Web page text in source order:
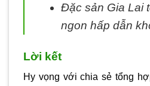
Đặc sản Gia Lai
ngon hấp dẫn
Lời kết
Hy vọng với chia sẻ tổng